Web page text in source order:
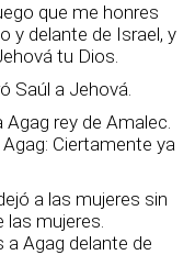
que me honres
y delante de Israel, y
tu Dios.
Saúl a Jehová.
rey de Amalec.
Ciertamente ya
a las mujeres sin
las mujeres.
Agag delante de